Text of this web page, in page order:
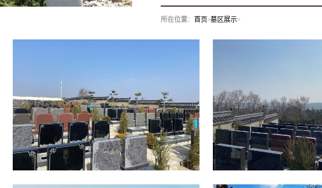
所在位置：首页>墓区展示>